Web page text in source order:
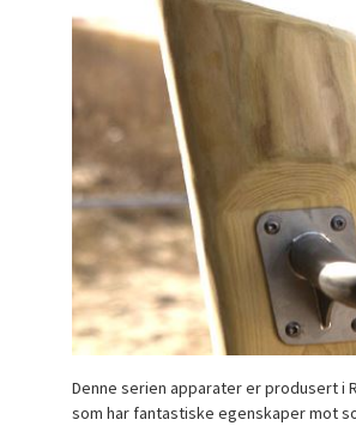
Denne serien apparater er produsert i
som har fantastiske egenskaper mot